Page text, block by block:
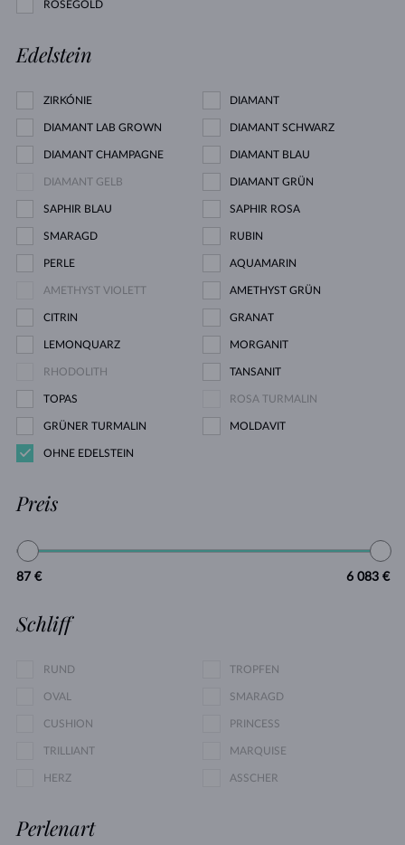
ROSÉGOLD
Edelstein
ZIRKÓNIE DIAMANT
DIAMANT LAB GROWN DIAMANT SCHWARZ
DIAMANT CHAMPAGNE DIAMANT BLAU
DIAMANT GELB DIAMANT GRÜN
SAPHIR BLAU SAPHIR ROSA
SMARAGD RUBIN
PERLE AQUAMARIN
AMETHYST VIOLETT AMETHYST GRÜN
CITRIN GRANAT
LEMONQUARZ MORGANIT
RHODOLITH TANSANIT
TOPAS ROSA TURMALIN
GRÜNER TURMALIN MOLDAVIT
OHNE EDELSTEIN
Preis
87 € 6 083 €
Schliff
RUND TROPFEN
OVAL SMARAGD
CUSHION PRINCESS
TRILLIANT MARQUISE
HERZ ASSCHER
Perlenart